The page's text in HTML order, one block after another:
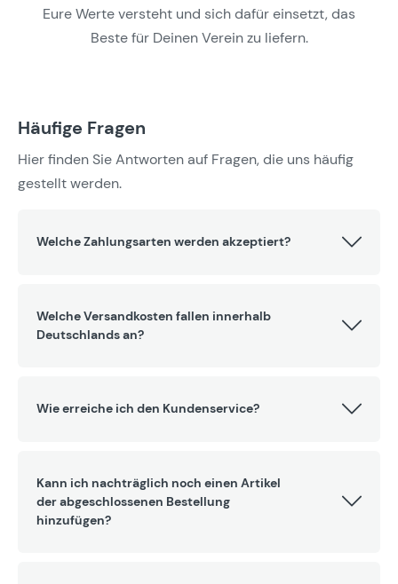
Eure Werte versteht und sich dafür einsetzt, das
Beste für Deinen Verein zu liefern.
Häufige Fragen
Hier finden Sie Antworten auf Fragen, die uns häufig
gestellt werden.
Welche Zahlungsarten werden akzeptiert?
Welche Versandkosten fallen innerhalb
Deutschlands an?
Wie erreiche ich den Kundenservice?
Kann ich nachträglich noch einen Artikel
der abgeschlossenen Bestellung
hinzufügen?